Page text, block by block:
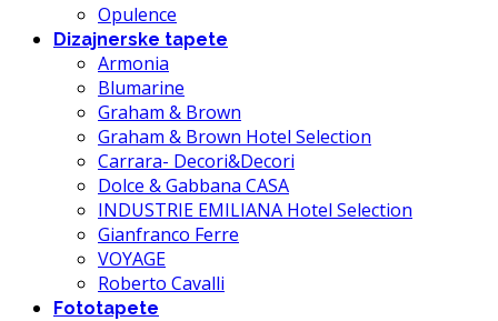
Opulence
Dizajnerske tapete
Armonia
Blumarine
Graham & Brown
Graham & Brown Hotel Selection
Carrara- Decori&Decori
Dolce & Gabbana CASA
INDUSTRIE EMILIANA Hotel Selection
Gianfranco Ferre
VOYAGE
Roberto Cavalli
Fototapete